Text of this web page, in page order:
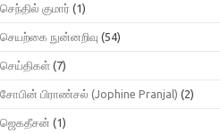
செந்தில் குமார் (1)
செயற்கை நுன்னறிவு (54)
செய்திகள் (7)
சோபின் பிராண்சல் (Jophine Pranjal) (2)
ஜெகதீசன் (1)